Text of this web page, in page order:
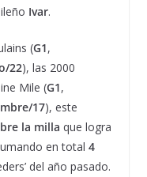
Ivar.
(G1,
22), las 2000
Mile (G1,
17), este
la milla que logra
en total 4
del año pasado.